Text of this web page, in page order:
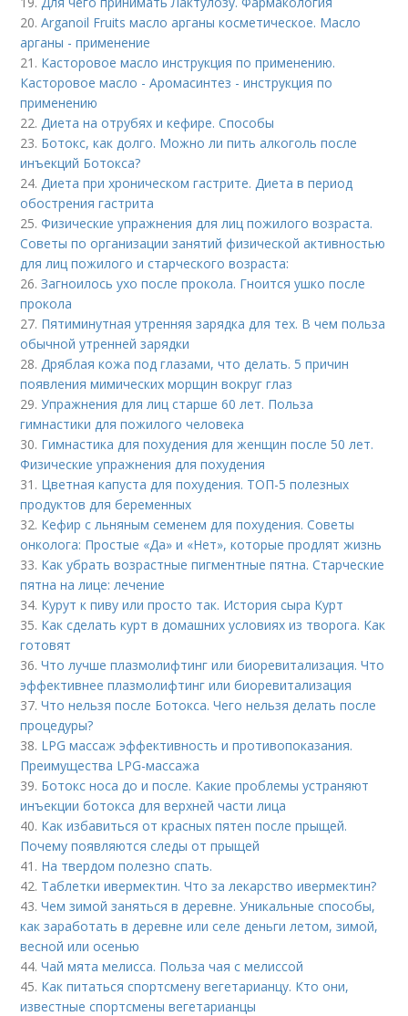
20.Arganoil Fruits масло арганы косметическое. Масло
арганы - применение
21. Касторовое масло инструкция по применению.
Касторовое масло - Аромасинтез - инструкция по
применению
22. Диета на отрубях и кефире. Способы
23. Ботокс, как долго. Можно ли пить алкоголь после
инъекций Ботокса?
24. Диета при хроническом гастрите. Диета в период
обострения гастрита
25.Физические упражнения для лиц пожилого возраста.
Советы по организации занятий физической активностью
для лиц пожилого и старческого возраста:
26.Загноилось ухо после прокола. Гноится ушко после
прокола
27. Пятиминутная утренняя зарядка для тех. В чем польза
обычной утренней зарядки
28. Дряблая кожа под глазами, что делать. 5 причин
появления мимических морщин вокруг глаз
29.Упражнения для лиц старше 60 лет. Польза
гимнастики для пожилого человека
30. Гимнастика для похудения для женщин после 50 лет.
Физические упражнения для похудения
31. Цветная капуста для похудения. ТОП-5 полезных
продуктов для беременных
32. Кефир с льняным семенем для похудения. Советы
онколога: Простые «Да» и «Нет», которые продлят жизнь
33. Как убрать возрастные пигментные пятна. Старческие
пятна на лице: лечение
34. Курут к пиву или просто так. История сыра Курт
35. Как сделать курт в домашних условиях из творога. Как
готовят
36.Что лучше плазмолифтинг или биоревитализация. Что
эффективнее плазмолифтинг или биоревитализация
37.Что нельзя после Ботокса. Чего нельзя делать после
процедуры?
38. LPG массаж эффективность и противопоказания.
Преимущества LPG-массажа
39. Ботокс носа до и после. Какие проблемы устраняют
инъекции ботокса для верхней части лица
40. Как избавиться от красных пятен после прыщей.
Почему появляются следы от прыщей
41. На твердом полезно спать.
42. Таблетки ивермектин. Что за лекарство ивермектин?
43.Чем зимой заняться в деревне. Уникальные способы,
как заработать в деревне или селе деньги летом, зимой,
весной или осенью
44.Чай мята мелисса. Польза чая с мелиссой
45. Как питаться спортсмену вегетарианцу. Кто они,
известные спортсмены вегетарианцы